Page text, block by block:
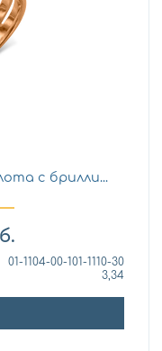
с брилли...
01-1104-00-101-1110-30
3,34